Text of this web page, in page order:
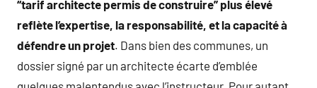
“tarif architecte permis de construire” plus élevé
reflète l’expertise, la responsabilité, et la capacité à
défendre un projet. Dans bien des communes, un
dossier signé par un architecte écarte d’emblée